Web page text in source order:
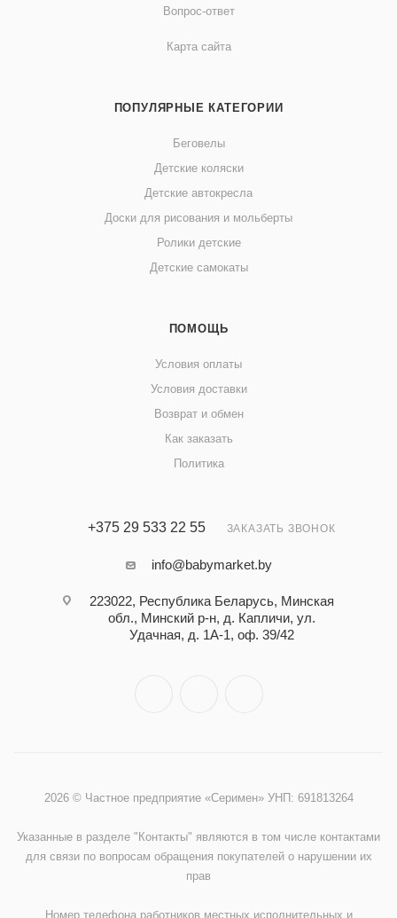
Вопрос-ответ
Карта сайта
ПОПУЛЯРНЫЕ КАТЕГОРИИ
Беговелы
Детские коляски
Детские автокресла
Доски для рисования и мольберты
Ролики детские
Детские самокаты
ПОМОЩЬ
Условия оплаты
Условия доставки
Возврат и обмен
Как заказать
Политика
+375 29 533 22 55 ЗАКАЗАТЬ ЗВОНОК
info@babymarket.by
223022, Республика Беларусь, Минская
обл., Минский р-н, д. Капличи, ул.
Удачная, д. 1А-1, оф. 39/42
2026 © Частное предприятие «Серимен» УНП: 691813264
Указанные в разделе "Контакты" являются в том числе контактами
для связи по вопросам обращения покупателей о нарушении их
прав
Номер телефона работников местных исполнительных и